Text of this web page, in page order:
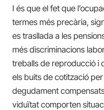
I és que el fet que
termes més precària,
es trasllada a les
més discriminacions
treballs de reproducció i
els buits de cotització
degudament
viduïtat comporten